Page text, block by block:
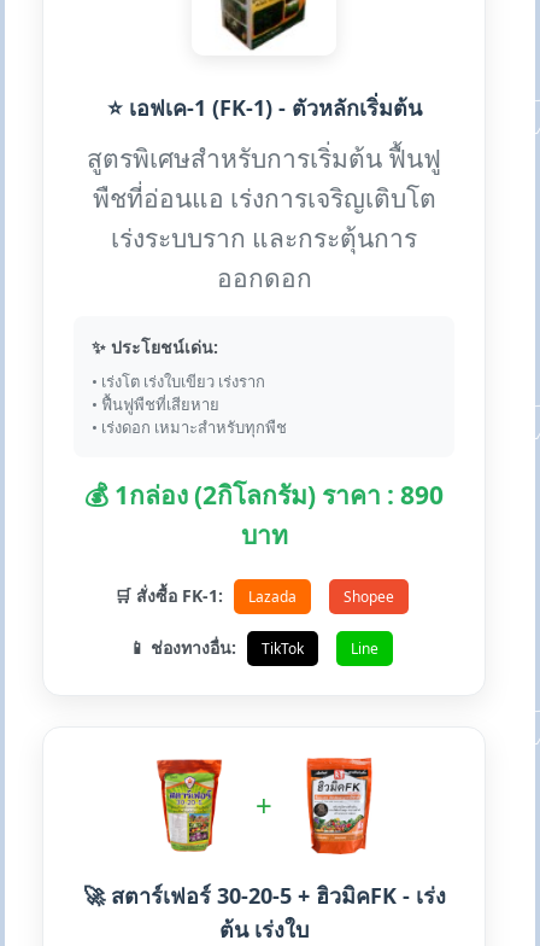
⭐ เอฟเค-1 (FK-1) - ตัวหลักเริ่มต้น
สูตรพิเศษสำหรับการเริ่มต้น ฟื้นฟู
พืชที่อ่อนแอ เร่งการเจริญเติบโต
เร่งระบบราก และกระตุ้นการ
ออกดอก
✨ ประโยชน์เด่น:
• เร่งโต เร่งใบเขียว เร่งราก
• ฟื้นฟูพืชที่เสียหาย
• เร่งดอก เหมาะสำหรับทุกพืช
💰 1กล่อง (2กิโลกรัม) ราคา : 890
บาท
🛒 สั่งซื้อ FK-1: Lazada Shopee
📱 ช่องทางอื่น: TikTok Line
+
🚀 สตาร์เฟอร์ 30-20-5 + ฮิวมิคFK - เร่ง
ต้น เร่งใบ